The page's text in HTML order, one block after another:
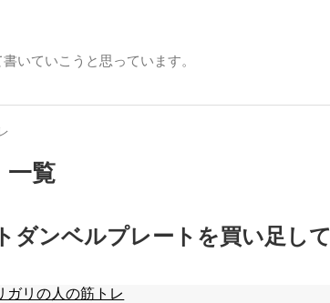
いていこうと思っています。
一覧
ダンベルプレートを買い足して
ガリの人の筋トレ